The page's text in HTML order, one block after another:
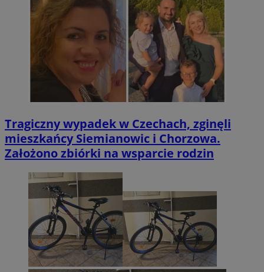
Tragiczny wypadek w Czechach, zginęli
mieszkańcy Siemianowic i Chorzowa.
Założono zbiórki na wsparcie rodzin